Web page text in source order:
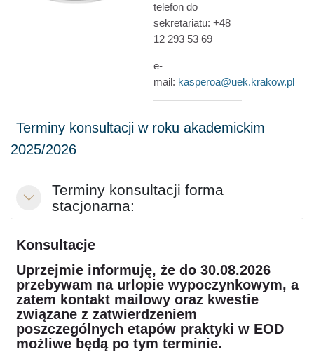
telefon do
sekretariatu: +48
12 293 53 69
e-
mail: kasperoa@uek.krakow.pl
Minimizza
Terminy konsultacji forma
stacjonarna:
Konsultacje
Uprzejmie informuję, że do 30.08.2026
przebywam na urlopie wypoczynkowym, a
zatem kontakt mailowy oraz kwestie
związane z zatwierdzeniem
poszczególnych etapów praktyki w EOD
możliwe będą po tym terminie.